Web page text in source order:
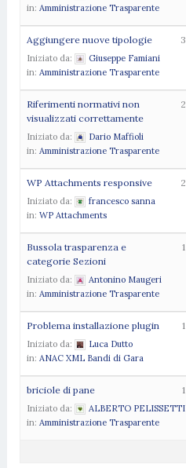
in: Amministrazione Trasparente
Aggiungere nuove tipologie
Iniziato da:
Giuseppe Famiani
in: Amministrazione Trasparente
3
Riferimenti normativi non
visualizzati correttamente
Iniziato da:
Dario Maffioli
in: Amministrazione Trasparente
2
WP Attachments responsive
Iniziato da:
francesco sanna
in: WP Attachments
2
Bussola trasparenza e
categorie Sezioni
Iniziato da:
Antonino Maugeri
in: Amministrazione Trasparente
1
Problema installazione plugin
Iniziato da:
Luca Dutto
in: ANAC XML Bandi di Gara
1
briciole di pane
Iniziato da:
ALBERTO PELISSETTI
in: Amministrazione Trasparente
1